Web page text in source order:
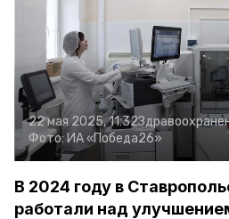
22 мая 2025, 11:32
Фото: ИА «Победа26»
В 2024 году в
работали над